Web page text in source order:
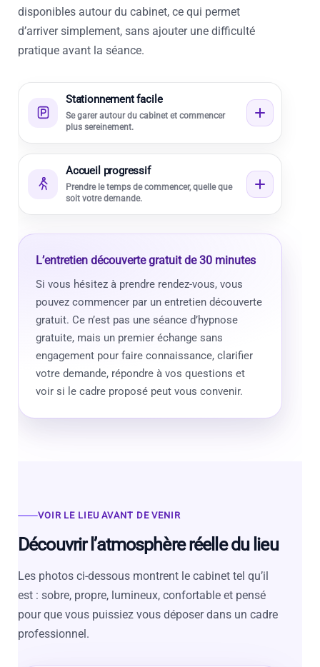
disponibles autour du cabinet, ce qui permet
d’arriver simplement, sans ajouter une difficulté
pratique avant la séance.
Stationnement facile
Se garer autour du cabinet et commencer
plus sereinement.
Accueil progressif
Prendre le temps de commencer, quelle que
soit votre demande.
L’entretien découverte gratuit de 30 minutes
Si vous hésitez à prendre rendez-vous, vous
pouvez commencer par un entretien découverte
gratuit. Ce n’est pas une séance d’hypnose
gratuite, mais un premier échange sans
engagement pour faire connaissance, clarifier
votre demande, répondre à vos questions et
voir si le cadre proposé peut vous convenir.
VOIR LE LIEU AVANT DE VENIR
Découvrir l’atmosphère réelle du lieu
Les photos ci-dessous montrent le cabinet tel qu’il
est : sobre, propre, lumineux, confortable et pensé
pour que vous puissiez vous déposer dans un cadre
professionnel.